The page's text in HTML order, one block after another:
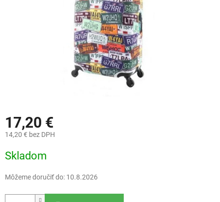
17,20 €
14,20 € bez DPH
cena:
Skladom
Môžeme doručiť do: 10.8.2026